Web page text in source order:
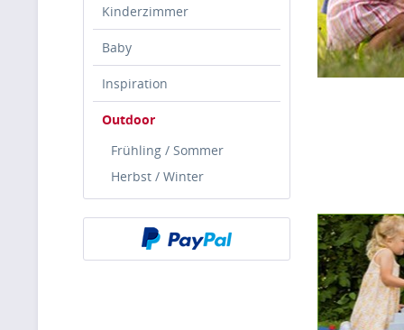
Kinderzimmer
Baby
Inspiration
Outdoor
Frühling / Sommer
Herbst / Winter